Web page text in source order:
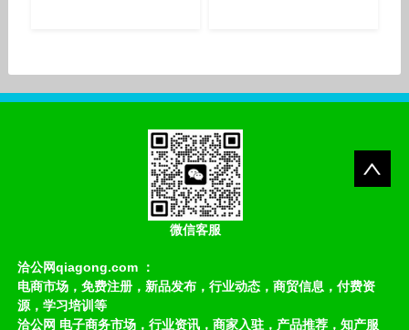
微信客服
洽公网qiagong.com ：
电商市场，免费注册，新品发布，行业动态，商贸信息，付费资
源，学习培训等
洽公网 电子商务市场，行业资讯，商家入驻，产品推荐，知产服